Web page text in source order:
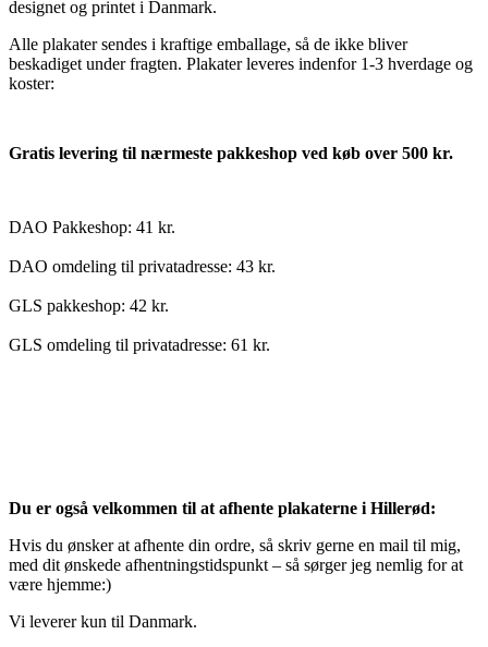
designet og printet i Danmark.
Alle plakater sendes i kraftige emballage, så de ikke bliver
beskadiget under fragten. Plakater leveres indenfor 1-3 hverdage og
koster:
Gratis levering til nærmeste pakkeshop ved køb over 500 kr.
DAO Pakkeshop: 41 kr.
DAO omdeling til privatadresse: 43 kr.
GLS pakkeshop: 42 kr.
GLS omdeling til privatadresse: 61 kr.
Du er også velkommen til at afhente plakaterne i Hillerød:
Hvis du ønsker at afhente din ordre, så skriv gerne en mail til mig,
med dit ønskede afhentningstidspunkt – så sørger jeg nemlig for at
være hjemme:)
Vi leverer kun til Danmark.